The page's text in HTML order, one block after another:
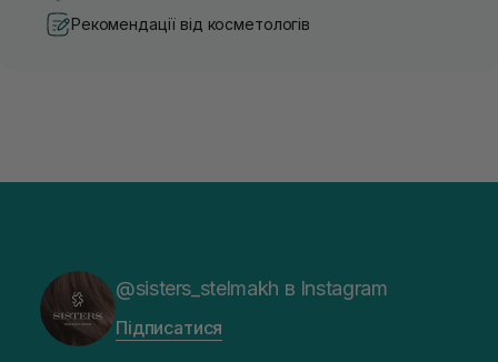
Рекомендації від косметологів
@sisters_stelmakh в Instagram
Підписатися